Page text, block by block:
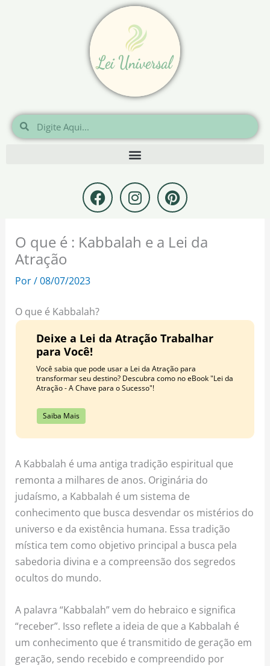
Pesquisar
Pesquisar
F
a
c
e
b
I
n
s
t
a
P
i
n
e
O que é : Kabbalah e a Lei da
Atração
Por/08/07/2023
O que é Kabbalah?
Deixe a Lei da Atração Trabalhar
para Você!
Você sabia que pode usar a Lei da Atração para
transformar seu destino? Descubra como no eBook "Lei da
Atração - A Chave para o Sucesso"!
Saiba Mais
A Kabbalah é uma antiga tradição espiritual que
remonta a milhares de anos. Originária do
judaísmo, a Kabbalah é um sistema de
conhecimento que busca desvendar os mistérios do
universo e da existência humana. Essa tradição
mística tem como objetivo principal a busca pela
sabedoria divina e a compreensão dos segredos
ocultos do mundo.
A palavra “Kabbalah” vem do hebraico e significa
“receber”. Isso reflete a ideia de que a Kabbalah é
um conhecimento que é transmitido de geração em
geração, sendo recebido e compreendido por